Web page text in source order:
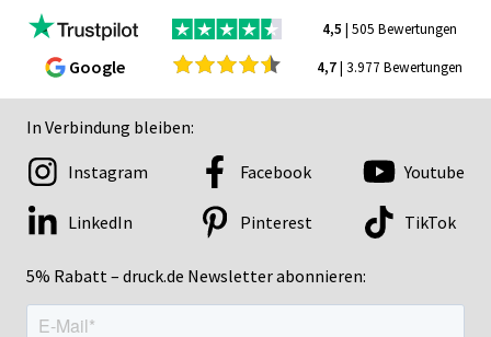
4,5 | 505 Bewertungen
Google 4,7| 3.977 Bewertungen
In Verbindung bleiben:
5% Rabatt – druck.de Newsletter abonnieren:
Instagram Facebook Youtube
LinkedIn Pinterest TikTok